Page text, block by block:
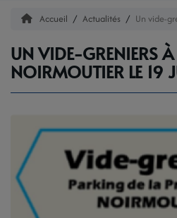
LE JOURNAL
LES RDV DE MIDI
LES REPORTAGES
LA RADIO
L'ÉQUIPE
Accueil Actualités Un vide-
UN VIDE-GRENIERS À
NOIRMOUTIER LE 19